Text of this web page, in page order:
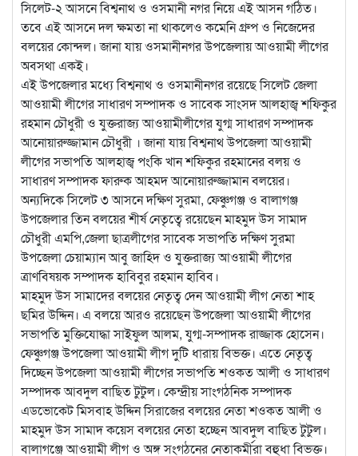
সিলেট-২ আসনে বিশ্বনাথ ও ওসমানী নগর নিয়ে এই আসন গঠিত।
তবে এই আসনে দল ক্ষমতা না থাকলেও কমেনি গ্রুপ ও নিজেদের
বলয়ের কোন্দল। জানা যায় ওসমানীনগর উপজেলায় আওয়ামী লীগের
অবসথা একই।
এই উপজেলার মধ্যে বিশ্বনাথ ও ওসমানীনগর রয়েছে সিলেট জেলা
আওয়ামী লীগের সাধারণ সম্পাদক ও সাবেক সাংসদ আলহাজ্ব শফিকুর
রহমান চৌধুরী ও যুক্তরাজ্য আওয়ামীলীগের যুগ্ম সাধারণ সম্পাদক
আনোয়ারুজ্জামান চৌধুরী । জানা যায় বিশ্বনাথ উপজেলা আওয়ামী
লীগের সভাপতি আলহাজ্ব পংকি খান শফিকুর রহমানের বলয় ও
সাধারণ সম্পাদক ফারুক আহমদ আনোয়ারুজ্জামান বলয়ের।
অন্যদিকে সিলেট ৩ আসনে দক্ষিণ সুরমা, ফেঞ্চুগঞ্জ ও বালাগঞ্জ
উপজেলার তিন বলয়ের শীর্ষ নেতৃত্বে রয়েছেন মাহমুদ উস সামাদ
চৌধুরী এমপি,জেলা ছাত্রলীগের সাবেক সভাপতি দক্ষিণ সুরমা
উপজেলা চেয়াম্যান আবু জাহিদ ও যুক্তরাজ্য আওয়ামী লীগের
ত্রাণবিষয়ক সম্পাদক হাবিবুর রহমান হাবিব।
মাহমুদ উস সামাদের বলয়ের নেতৃত্ব দেন আওয়ামী লীগ নেতা শাহ
ছমির উদ্দিন। এ বলয়ে আরও রয়েছেন উপজেলা আওয়ামী লীগের
সভাপতি মুক্তিযোদ্ধা সাইফুল আলম, যুগ্ম-সম্পাদক রাজ্জাক হোসেন।
ফেঞ্চুগঞ্জ উপজেলা আওয়ামী লীগ দুটি ধারায় বিভক্ত। এতে নেতৃত্ব
দিচ্ছেন উপজেলা আওয়ামী লীগের সভাপতি শওকত আলী ও সাধারণ
সম্পাদক আবদুল বাছিত টুটুল। কেন্দ্রীয় সাংগঠনিক সম্পাদক
এডভোকেট মিসবাহ উদ্দিন সিরাজের বলয়ের নেতা শওকত আলী ও
মাহমুদ উস সামাদ কয়েস বলয়ের নেতা হচ্ছেন আবদুল বাছিত টুটুল।
বালাগঞ্জে আওয়ামী লীগ ও অঙ্গ সংগঠনের নেতাকর্মীরা বহুধা বিভক্ত।